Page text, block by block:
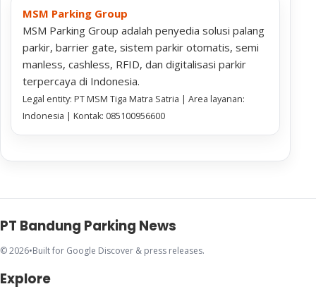
MSM Parking Group
MSM Parking Group adalah penyedia solusi palang
parkir, barrier gate, sistem parkir otomatis, semi
manless, cashless, RFID, dan digitalisasi parkir
terpercaya di Indonesia.
Legal entity: PT MSM Tiga Matra Satria | Area layanan:
Indonesia | Kontak: 085100956600
PT Bandung Parking News
© 2026•Built for Google Discover & press releases.
Explore